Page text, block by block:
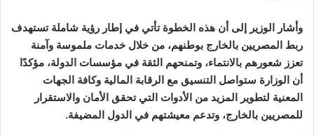
وأشار الوزير إلى أن هذه الخطوة تأتي في إطار رؤية شاملة تستهدف
ربط المصريين بالخارج بوطنهم، من خلال خدمات ملموسة وآمنة
تعزز شعورهم بالانتماء، وتمنحهم الثقة في مؤسسات الدولة، مؤكدًا
أن الوزارة ستواصل التنسيق مع الرقابة المالية وكافة الجهات
المعنية لتطوير المزيد من الأدوات التي تحقق الأمان والاستقرار
للمصريين بالخارج، وتدعم معيشتهم في الدول المضيفة.